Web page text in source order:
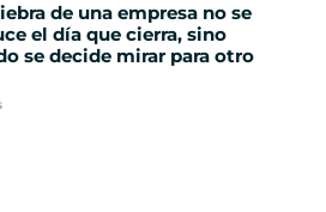
de una empresa no se
el día que cierra, sino
se decide mirar para otro